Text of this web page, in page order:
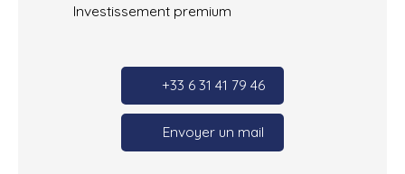
Investissement premium
+33 6 31 41 79 46
Envoyer un mail